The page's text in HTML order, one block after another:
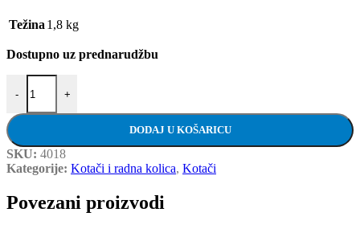
Težina 1,8 kg
Dostupno uz prednarudžbu
-
Rezervni kotač, puni, fi 350.8, 14", sa osovinom 170 mm količina
+
DODAJ U KOŠARICU
SKU: 4018
Kategorije: Kotači i radna kolica, Kotači
Povezani proizvodi